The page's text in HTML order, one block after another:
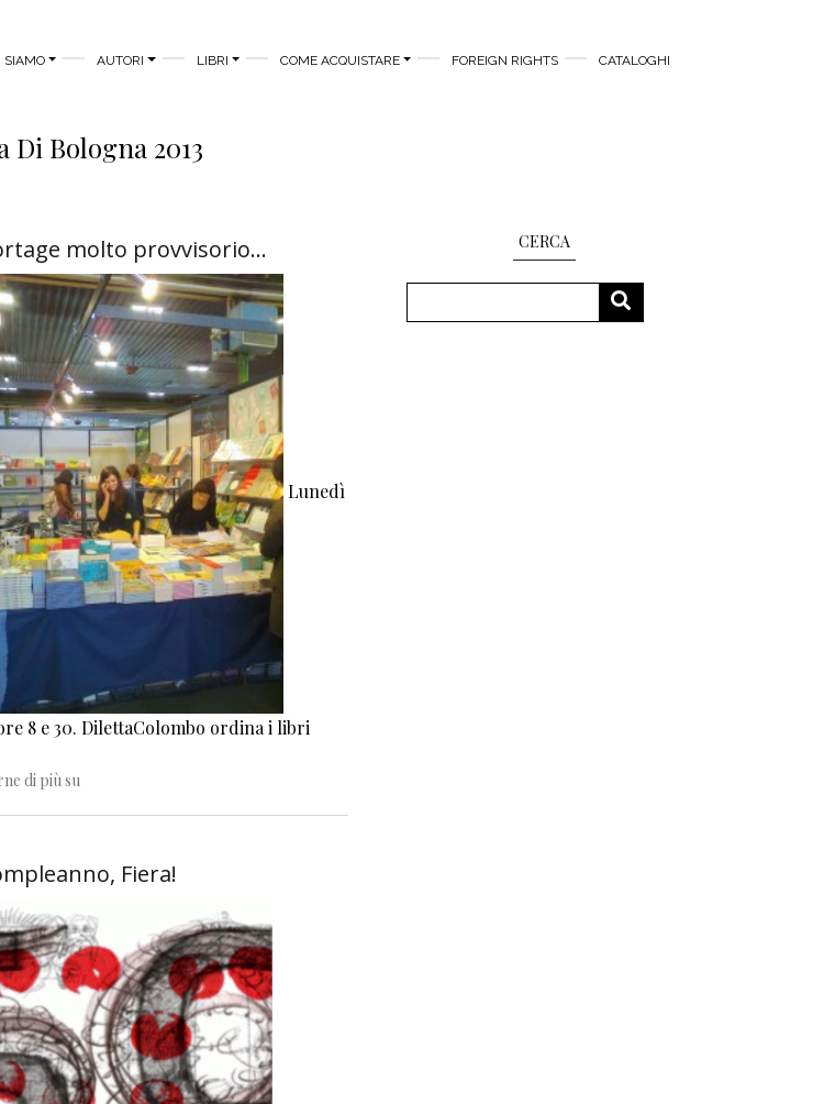
SIAMO AUTORI LIBRI COME ACQUISTARE FOREIGN RIGHTS CATALOGHI
Di Bologna 2013
molto provvisorio...
Lunedì
8 e 30. DilettaColombo ordina i libri
di più suUn reportage molto provvisorio...
Fiera!
CERCA
CERCA